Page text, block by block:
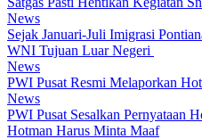
News
Sejak Januari-Juli Imigrasi
WNI Tujuan Luar Negeri
News
PWI Pusat Resmi Melaporkan
News
PWI Pusat Sesalkan Pernyataan
Hotman Harus Minta Maaf